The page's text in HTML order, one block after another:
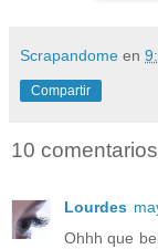
Scrapandome en
Compartir
10
Lourdes
Ohhh que